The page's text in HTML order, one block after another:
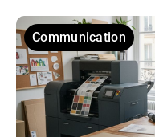
Communication